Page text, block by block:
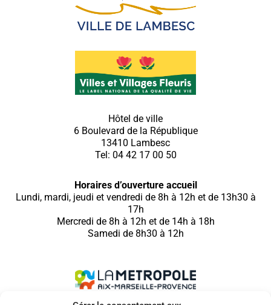
Hôtel de ville
6 Boulevard de la République
13410 Lambesc
Tel: 04 42 17 00 50
Horaires d’ouverture accueil
Lundi, mardi, jeudi et vendredi de 8h à 12h et de 13h30 à
17h
Mercredi de 8h à 12h et de 14h à 18h
Samedi de 8h30 à 12h